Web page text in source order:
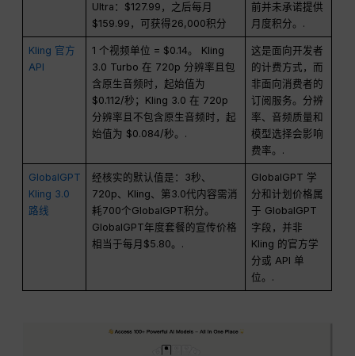
Ultra：$127.99，之后每月
$159.99，可获得26,000积分
前并未承诺提供
月度积分。.
Kling 官方
API
1 个视频单位 = $0.14。 Kling
3.0 Turbo 在 720p 分辨率且包
含原生音频时，起始值为
$0.112/秒；Kling 3.0 在 720p
分辨率且不包含原生音频时，起
始值为 $0.084/秒。.
这是面向开发者
的计费方式，而
非面向消费者的
订阅服务。分辨
率、音频质量和
模型选择会影响
费率。.
GlobalGPT
Kling 3.0
路线
经核实的默认值是：3秒、
720p、Kling、第3.0代内容需消
耗700个GlobalGPT积分。
GlobalGPT年度套餐的宣传价格
相当于每月$5.80。.
GlobalGPT 学
分和计划价格属
于 GlobalGPT
字段，并非
Kling 的官方学
分或 API 单
位。.